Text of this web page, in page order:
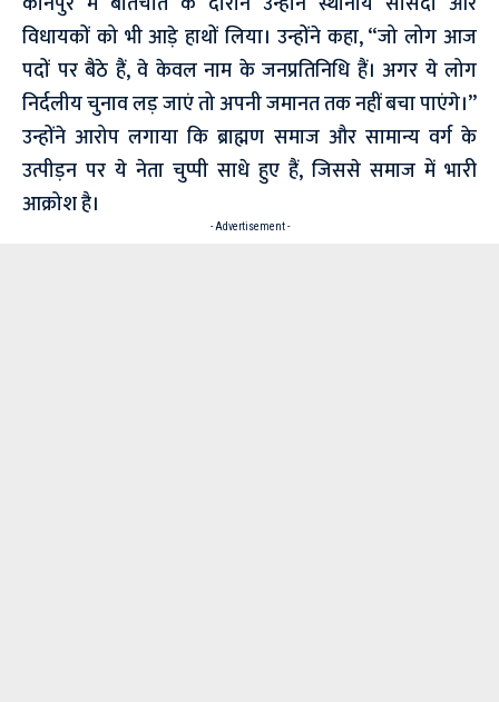
विधायकों को भी आड़े हाथों लिया। उन्होंने कहा, “जो लोग आज
पदों पर बैठे हैं, वे केवल नाम के जनप्रतिनिधि हैं। अगर ये लोग
निर्दलीय चुनाव लड़ जाएं तो अपनी जमानत तक नहीं बचा पाएंगे।”
उन्होंने आरोप लगाया कि ब्राह्मण समाज और सामान्य वर्ग के
उत्पीड़न पर ये नेता चुप्पी साधे हुए हैं, जिससे समाज में भारी
आक्रोश है।
- Advertisement -